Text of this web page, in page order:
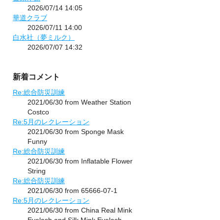
2026/07/14 14:05
華道クラブ
2026/07/11 14:00
白水社（夢ミルク）
2026/07/07 14:32
新着コメント
Re:総合防災訓練
2021/06/30 from Weather Station
Costco
Re:5月のレクレーション
2021/06/30 from Sponge Mask
Funny
Re:総合防災訓練
2021/06/30 from Inflatable Flower
String
Re:総合防災訓練
2021/06/30 from 65666-07-1
Re:5月のレクレーション
2021/06/30 from China Real Mink